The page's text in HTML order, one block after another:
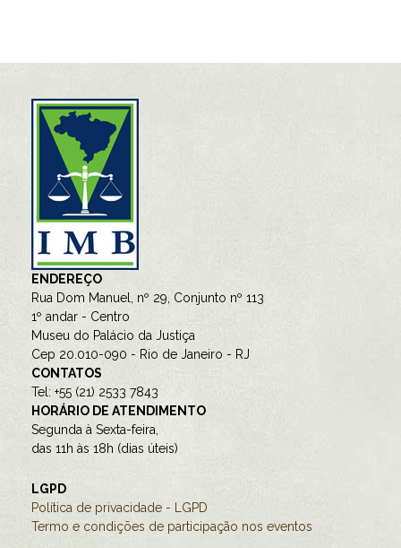
ENDEREÇO
Rua Dom Manuel, nº 29, Conjunto nº 113
1º andar - Centro
Museu do Palácio da Justiça
Cep 20.010-090 - Rio de Janeiro - RJ
CONTATOS
Tel: +55 (21) 2533 7843
HORÁRIO DE ATENDIMENTO
Segunda à Sexta-feira,
das 11h às 18h (dias úteis)
LGPD
Política de privacidade - LGPD
Termo e condições de participação nos eventos